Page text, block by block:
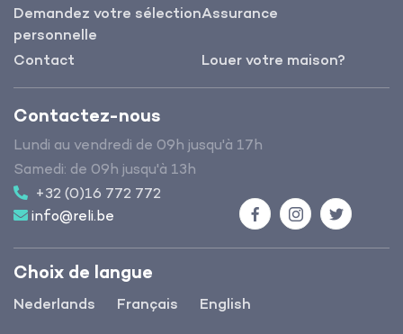
Demandez votre sélection
personnelle
Assurance
Contact Louer votre maison?
Choix de langue
Nederlands Français English
Contactez-nous
Lundi au vendredi de 09h jusqu'à 17h
Samedi: de 09h jusqu'à 13h
+32 (0)16 772 772
info@reli.be
FacebookInstagramTwitter